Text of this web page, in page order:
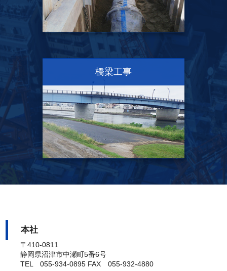
橋梁工事
本社
〒410-0811
静岡県沼津市中瀬町5番6号
TEL 055-934-0895 FAX 055-932-4880